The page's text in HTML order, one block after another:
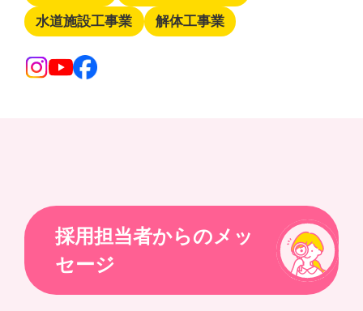
水道施設工事業
解体工事業
採用担当者からのメッ
セージ